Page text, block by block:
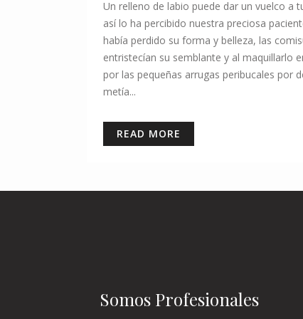
Un relleno de labio puede dar un vuelco a
así lo ha percibido nuestra preciosa
había perdido su forma y belleza, las
entristecían su semblante y al maquillarlo
por las pequeñas arrugas peribucales por
metía...
READ MORE
Somos Profesionales